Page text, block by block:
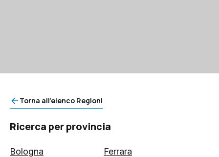
Torna all'elenco Regioni
Ricerca per provincia
Bologna
Ferrara